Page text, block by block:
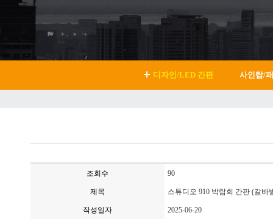
디자인/LED 간판 사인탑/
조회수 90
제목 스튜디오 910 박람회 간판 (갈바
작성일자 2025-06-20